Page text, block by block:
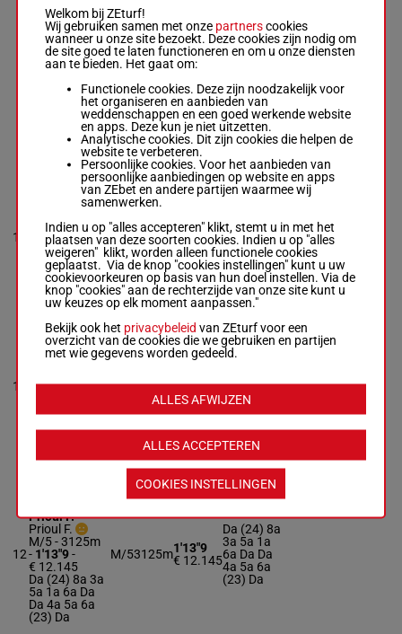
D'ORION
Blavette Léo
Blavette J.
R/5 - 3125m-
€ 11.685
4a 4a (24) Da
5a 0m Da 3a
8a 6a 5a 7a
3125m
1'14"4
€ 11.685
4a 4a (24)
6a 5a 7a
Da
10
Ferchaud S.-
R/5 - 3125m-
1'13"9-
€ 11.820
(24) 1a 1a Da
Da 7a Da
R/53125m1'13"9
€ 11.820
(24) 1a 1a
Da Da 7a
Da
11
LOTUS GEMA
Gazon S.-
Godard J.M.
(24) 6a 3a 6a
2a 2a 6a 5a
R/43125m€ 12.115 6a 5a Da
5a
12
Prioul F.-
Prioul F.
M/5 - 3125m
- 1'13"9-
€ 12.145
Da (24) 8a 3a
5a 1a 6a Da
Da 4a 5a 6a
(23) Da
M/53125m1'13"9
€ 12.145
Da (24) 8a
3a 5a 1a
6a Da Da
4a 5a 6a
(23) Da
Welkom bij ZEturf!
Wij gebruiken samen met onze partnerscookies
wanneer u onze site bezoekt. Deze cookies zijn nodig om
de site goed te laten functioneren en om u onze diensten
aan te bieden. Het gaat om:
Functionele cookies. Deze zijn noodzakelijk voor
het organiseren en aanbieden van
weddenschappen en een goed werkende website
en apps. Deze kun je niet uitzetten.
Analytische cookies. Dit zijn cookies die helpen de
website te verbeteren.
Persoonlijke cookies. Voor het aanbieden van
persoonlijke aanbiedingen op website en apps
van ZEbet en andere partijen waarmee wij
samenwerken.
Indien u op "alles accepteren" klikt, stemt u in met het
plaatsen van deze soorten cookies. Indien u op "alles
weigeren" klikt, worden alleen functionele cookies
geplaatst. Via de knop "cookies instellingen" kunt u uw
cookievoorkeuren op basis van hun doel instellen. Via de
knop "cookies" aan de rechterzijde van onze site kunt u
uw keuzes op elk moment aanpassen."
Bekijk ook het privacybeleid van ZEturf voor een
overzicht van de cookies die we gebruiken en partijen
met wie gegevens worden gedeeld.
ALLES ACCEPTEREN
ALLES AFWIJZEN
COOKIES INSTELLINGEN